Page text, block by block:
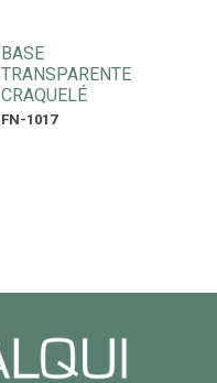
BASE
TRANSPARENTE
CRAQUELÉ
FN-1017